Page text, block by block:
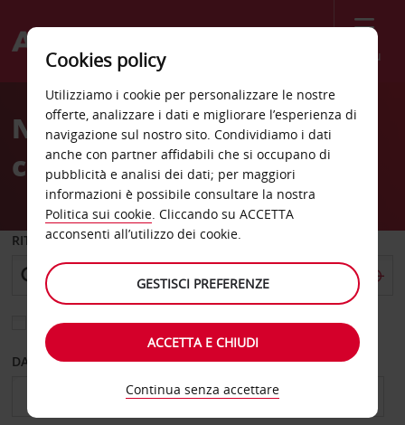
Menù
Welcome
AvisNoleggio auto Andenes
città
RITIRO DA
Scegli una località di riconsegna diversa
DAL GIORNO AL GIORNO
Cookies policy
Utilizziamo i cookie per personalizzare le nostre
offerte, analizzare i dati e migliorare l’esperienza di
navigazione sul nostro sito. Condividiamo i dati
anche con partner affidabili che si occupano di
pubblicità e analisi dei dati; per maggiori
informazioni è possibile consultare la nostra
Politica sui cookie. Cliccando su ACCETTA
acconsenti all’utilizzo dei cookie.
GESTISCI PREFERENZE
ACCETTA E CHIUDI
Continua senza accettare